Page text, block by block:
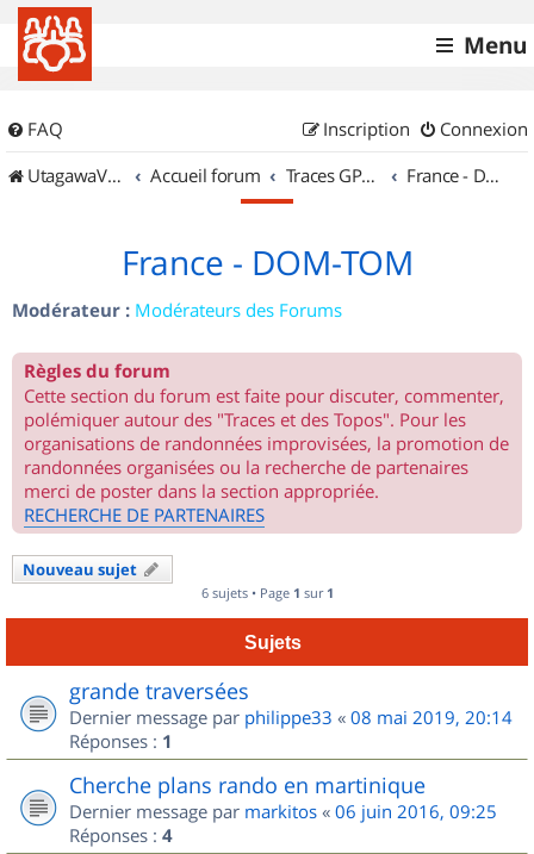
Menu
FAQ Connexion
Inscription
UtagawaVTT (Randos VTT et VTTAE avec traces GPS)
Accueil forum Traces GPS de randos VTT France - DOM-TOM
France - DOM-TOM
Modérateur : Modérateurs des Forums
Règles du forum
Cette section du forum est faite pour discuter, commenter,
polémiquer autour des "Traces et des Topos". Pour les
organisations de randonnées improvisées, la promotion de
randonnées organisées ou la recherche de partenaires
merci de poster dans la section appropriée.
RECHERCHE DE PARTENAIRES
Nouveau sujet
6 sujets • Page 1 sur 1
Sujets
grande traversées
Dernier message par philippe33 « 08 mai 2019, 20:14
Réponses : 1
Cherche plans rando en martinique
Dernier message par markitos « 06 juin 2016, 09:25
Réponses : 4